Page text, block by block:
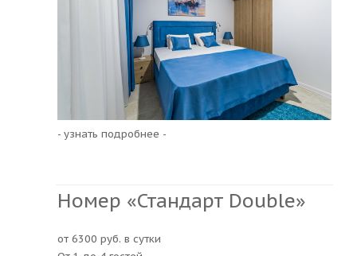
- узнать подробнее -
Номер «Стандарт Double»
от 6300 руб. в сутки